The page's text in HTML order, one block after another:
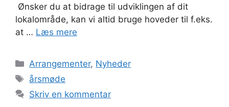
Ønsker du at bidrage til udviklingen af dit
lokalområde, kan vi altid bruge hoveder til f.eks.
at … Læs mere
Kategorier
Arrangementer, Nyheder
Tags
årsmøde
Skriv en kommentar